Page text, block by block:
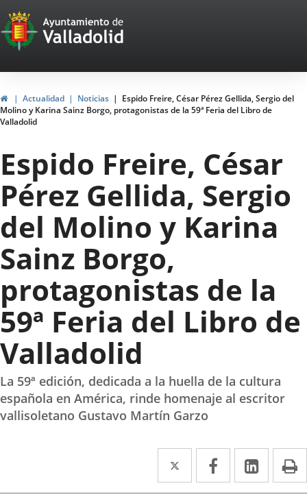
Portal
Web
del
Ayuntamiento
de
Valladolid
InicioActualidad Noticias
Espido Freire, César Pérez Gellida, Sergio del
Molino y Karina Sainz Borgo, protagonistas de la 59ª Feria del Libro de
Valladolid
Espido Freire, César
Pérez Gellida, Sergio
del Molino y Karina
Sainz Borgo,
protagonistas de la
59ª Feria del Libro de
Valladolid
La 59ª edición, dedicada a la huella de la cultura
española en América, rinde homenaje al escritor
vallisoletano Gustavo Martín Garzo
Twitter
Enlace
a
Facebook
Enlace
a
Enlace
a